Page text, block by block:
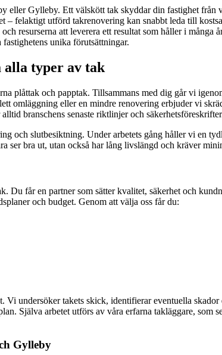
eller Gylleby. Ett välskött tak skyddar din fastighet
– felaktigt utförd takrenovering kan snabbt leda till
resurserna att leverera ett resultat som håller i
unika förutsättningar.
alla typer av tak
plåttak och papptak. Tillsammans med dig går vi
omläggning eller en mindre renovering erbjuder vi
branschens senaste riktlinjer och
och slutbesiktning. Under arbetets gång håller vi en
ser bra ut, utan också har lång livslängd och kräver
får en partner som sätter kvalitet, säkerhet och
och budget. Genom att välja oss får du:
undersöker takets skick, identifierar eventuella
Själva arbetet utförs av våra erfarna takläggare, som
Gylleby